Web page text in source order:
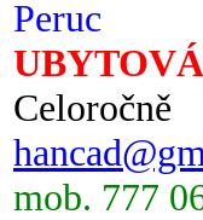
Peruc
Celoročně
mob. 777